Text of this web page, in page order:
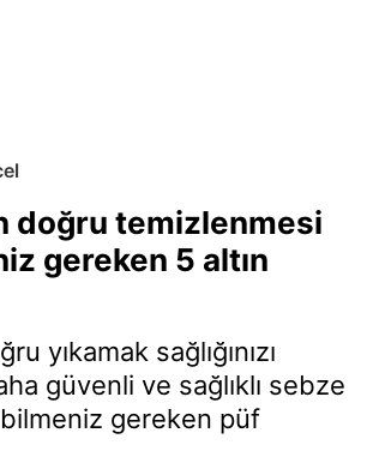
doğru temizlenmesi
gereken 5 altın
yıkamak sağlığınızı
güvenli ve sağlıklı sebze
gereken püf